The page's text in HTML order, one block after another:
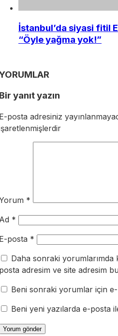
İstanbul’da siyasi fitil
“Öyle yağma yok!”
yanıt yazın
posta adresiniz
*
*
posta *
Daha sonraki yorumlarımda
adresim ve site adresim
Beni sonraki yorumlar için
Beni yeni yazılarda e-posta